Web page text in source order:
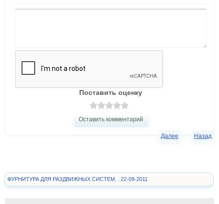
Поставить оценку
Оставить комментарий
Назад
Далее
ФУРНИТУРА ДЛЯ РАЗДВИЖНЫХ СИСТЕМ. . 22-09-2011